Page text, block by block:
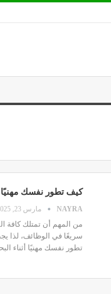
كيف تطور نفسك مهنيًا
NAYRA مارس 23, 2025
من المهم أن تمتلك كافة
سريعًا في الوظائف، لذا
تطور نفسك مهنيًا أثناء